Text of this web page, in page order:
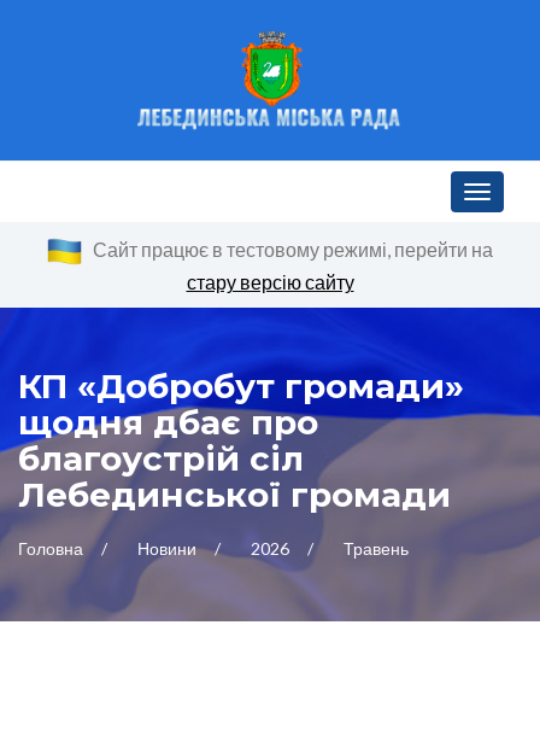
Toggle
Сайт працює в тестовому режимі, перейти на
стару версію сайту
КП «Добробут громади»
щодня дбає про
благоустрій сіл
Лебединської громади
Головна Новини 2026 Травень